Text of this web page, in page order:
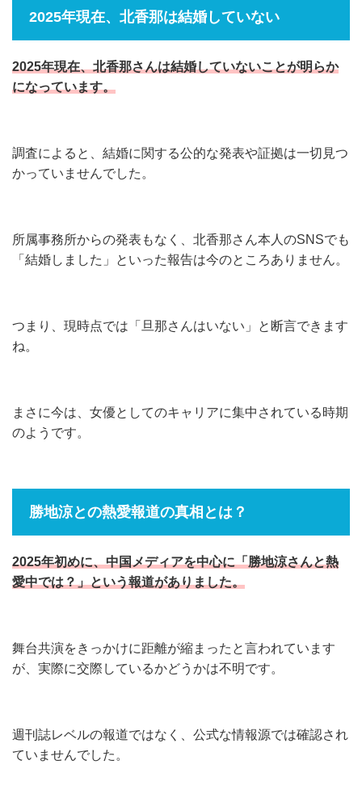
2025年現在、北香那は結婚していない
2025年現在、北香那さんは結婚していないことが明らか
になっています。
調査によると、結婚に関する公的な発表や証拠は一切見つ
かっていませんでした。
所属事務所からの発表もなく、北香那さん本人のSNSでも
「結婚しました」といった報告は今のところありません。
つまり、現時点では「旦那さんはいない」と断言できます
ね。
まさに今は、女優としてのキャリアに集中されている時期
のようです。
勝地涼との熱愛報道の真相とは？
2025年初めに、中国メディアを中心に「勝地涼さんと熱
愛中では？」という報道がありました。
舞台共演をきっかけに距離が縮まったと言われています
が、実際に交際しているかどうかは不明です。
週刊誌レベルの報道ではなく、公式な情報源では確認され
ていませんでした。